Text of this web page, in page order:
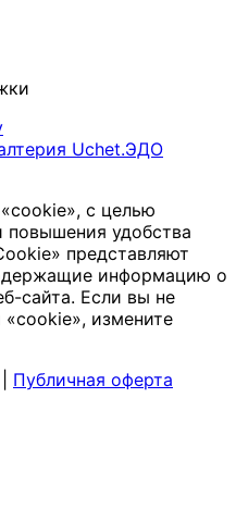
Uchet.ЭДО
с целью
повышения удобства
представляют
информацию о
сайта. Если вы не
«cookie», измените
Публичная оферта